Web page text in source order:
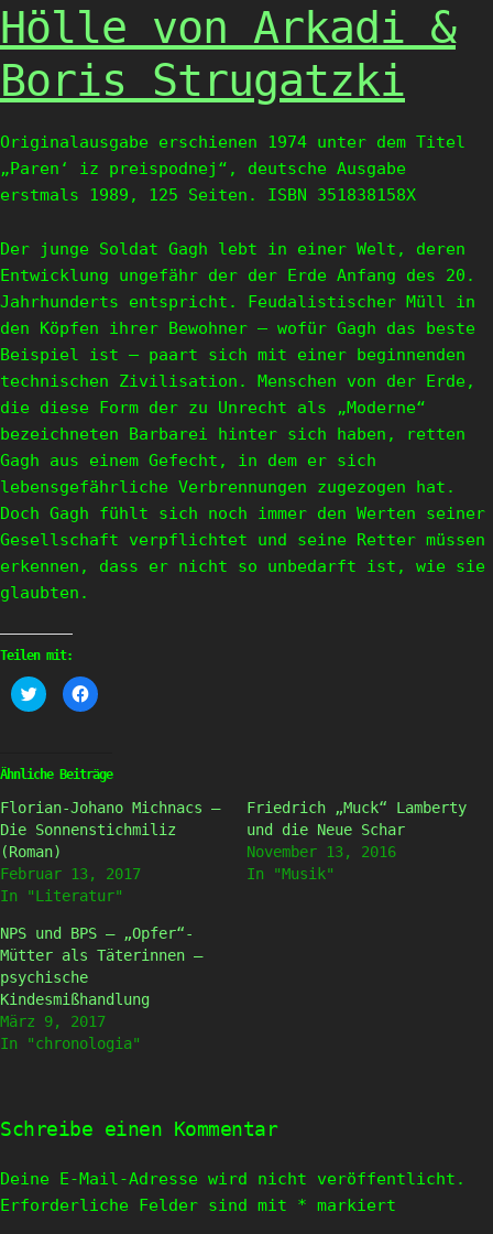
Originalausgabe erschienen 1974 unter dem Titel
„Paren‘ iz preispodnej“, deutsche Ausgabe
erstmals 1989, 125 Seiten. ISBN 351838158X
Der junge Soldat Gagh lebt in einer Welt, deren
Entwicklung ungefähr der der Erde Anfang des 20.
Jahrhunderts entspricht. Feudalistischer Müll in
den Köpfen ihrer Bewohner – wofür Gagh das beste
Beispiel ist – paart sich mit einer beginnenden
technischen Zivilisation. Menschen von der Erde,
die diese Form der zu Unrecht als „Moderne“
bezeichneten Barbarei hinter sich haben, retten
Gagh aus einem Gefecht, in dem er sich
lebensgefährliche Verbrennungen zugezogen hat.
Doch Gagh fühlt sich noch immer den Werten seiner
Gesellschaft verpflichtet und seine Retter müssen
erkennen, dass er nicht so unbedarft ist, wie sie
glaubten.
Teilen mit:
Klick,
um
(Wird
in
Fenster
geöffnet)
Klick,
um
(Wird
in
Fenster
geöffnet)
Ähnliche Beiträge
Florian-Johano Michnacs –
Die Sonnenstichmiliz
(Roman)
Februar 13, 2017
In "Literatur"
Friedrich „Muck“ Lamberty
und die Neue Schar
November 13, 2016
In "Musik"
NPS und BPS – „Opfer“-
Mütter als Täterinnen –
psychische
Kindesmißhandlung
März 9, 2017
In "chronologia"
Schreibe einen Kommentar
Deine E-Mail-Adresse wird nicht veröffentlicht.
Erforderliche Felder sind mit * markiert